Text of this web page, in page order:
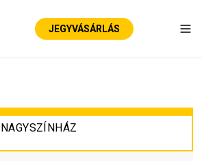
JEGYVÁSÁRLÁS
NAGYSZÍNHÁZ